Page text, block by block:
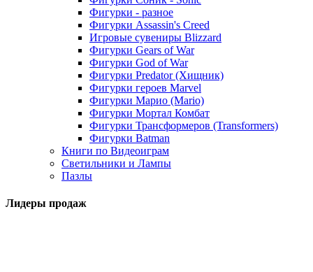
Фигурки - разное
Фигурки Assassin's Creed
Игровые сувениры Blizzard
Фигурки Gears of War
Фигурки God of War
Фигурки Predator (Хищник)
Фигурки героев Marvel
Фигурки Марио (Mario)
Фигурки Мортал Комбат
Фигурки Трансформеров (Transformers)
Фигурки Batman
Книги по Видеоиграм
Светильники и Лампы
Пазлы
Лидеры продаж